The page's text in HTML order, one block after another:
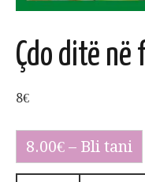
Çdo ditë në
8€
8.00€ – Bli tani